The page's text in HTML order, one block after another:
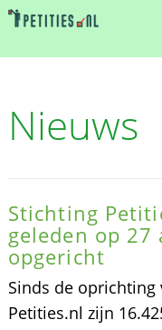
Nieuws
Stichting
geleden op 27
opgericht
Sinds de
Petities.nl zijn